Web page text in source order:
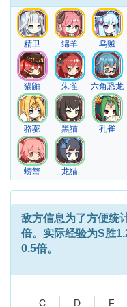
精卫 绵羊 乌贼
猫鼬 朱雀 六角恐龙
骆驼 黑猫 孔雀
螃蟹 龙猫
敌方信息为了方便统
倍。实际经验为S胜
0.5倍。
C D F